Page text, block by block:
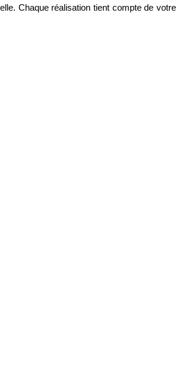
Chaque réalisation tient compte de votre